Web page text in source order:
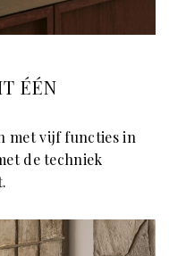
ÉÉN
met vijf functies in
de techniek